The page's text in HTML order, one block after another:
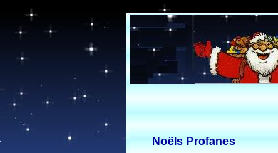
Noëls Profanes